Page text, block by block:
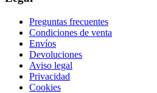
Preguntas frecuentes
Condiciones de venta
Envíos
Devoluciones
Aviso legal
Privacidad
Cookies